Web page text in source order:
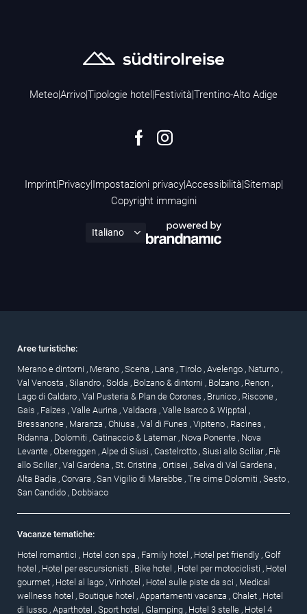
Meteo|Arrivo|Tipologie hotel |Festività|Trentino-Alto Adige
Imprint|Privacy|Impostazioni privacy|Accessibilità|Sitemap|
Copyright immagini
Aree turistiche:
Merano e dintorni , Merano , Scena , Lana , Tirolo , Avelengo , Naturno ,
Val Venosta , Silandro , Solda , Bolzano & dintorni , Bolzano , Renon ,
Lago di Caldaro , Val Pusteria & Plan de Corones , Brunico , Riscone ,
Gais , Falzes , Valle Aurina , Valdaora , Valle Isarco & Wipptal ,
Bressanone , Maranza , Chiusa , Val di Funes , Vipiteno , Racines ,
Ridanna , Dolomiti , Catinaccio & Latemar , Nova Ponente , Nova
Levante , Obereggen , Alpe di Siusi , Castelrotto , Siusi allo Sciliar , Fiè
allo Sciliar , Val Gardena , St. Cristina , Ortisei , Selva di Val Gardena ,
Alta Badia , Corvara , San Vigilio di Marebbe , Tre cime Dolomiti , Sesto ,
San Candido , Dobbiaco
Vacanze tematiche:
Hotel romantici , Hotel con spa , Family hotel , Hotel pet friendly , Golf
hotel , Hotel per escursionisti , Bike hotel , Hotel per motociclisti , Hotel
gourmet , Hotel al lago , Vinhotel , Hotel sulle piste da sci , Medical
wellness hotel , Boutique hotel , Appartamenti vacanza , Chalet , Hotel
di lusso , Aparthotel , Sport hotel , Glamping , Hotel 3 stelle , Hotel 4